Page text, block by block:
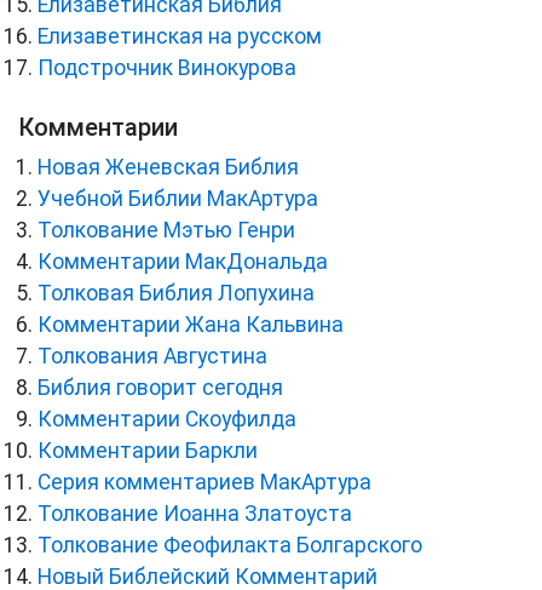
Елизаветинская на русском
Подстрочник Винокурова
Комментарии
Новая Женевская Библия
Учебной Библии МакАртура
Толкование Мэтью Генри
Комментарии МакДональда
Толковая Библия Лопухина
Комментарии Жана Кальвина
Толкования Августина
Библия говорит сегодня
Комментарии Скоуфилда
Комментарии Баркли
Серия комментариев МакАртура
Толкование Иоанна Златоуста
Толкование Феофилакта Болгарского
Новый Библейский Комментарий